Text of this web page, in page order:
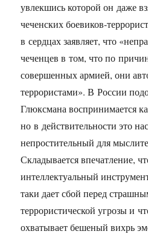
увлекшись которой он даже
чеченских боевиков-
в сердцах заявляет, что
чеченцев в том, что по
совершенных армией, они
террористами». В России
Глюксмана воспринимается
но в действительности это
непростительный для
Складывается впечатление,
интеллектуальный
таки дает сбой перед
террористической угрозы и
охватывает бешеный вихрь